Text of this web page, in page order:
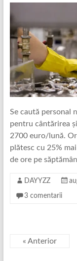
Se caută personal
pentru cântărirea
2700 euro/lună.
plătesc cu 25%
de ore pe
DAYYZZ
3 comentarii
« Anterior